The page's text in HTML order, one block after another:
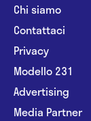
Chi siamo
Contattaci
Privacy
Modello 231
Advertising
Media Partner